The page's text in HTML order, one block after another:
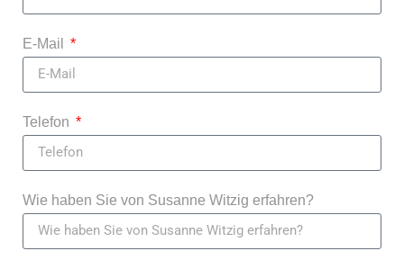
E-Mail
Telefon
Wie haben Sie von Susanne Witzig erfahren?